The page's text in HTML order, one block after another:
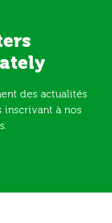
des actualités
inscrivant à nos